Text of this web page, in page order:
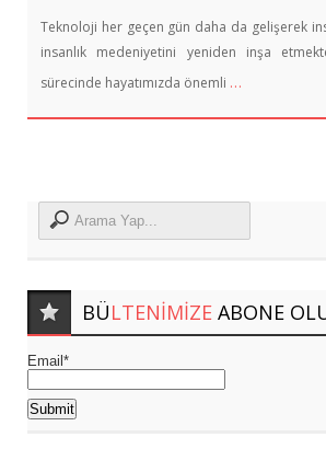
Teknoloji her geçen gün daha da gelişerek
insanlık medeniyetini yeniden inşa
sürecinde hayatımızda önemli …
BÜLTENIMIZE ABONE
Email*